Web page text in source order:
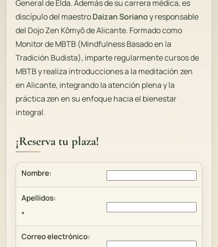
General de Elda. Además de su carrera médica, es
discípulo del maestroDaizan Sorianoy responsable
del Dojo Zen Kômyô de Alicante. Formado como
Monitor de MBTB (Mindfulness Basado en la
Tradición Budista), imparte regularmente cursos de
MBTB y realiza introducciones a la meditación zen
en Alicante, integrando la atención plena y la
práctica zen en su enfoque hacia el bienestar
integral.
¡Reserva tu plaza!
Nombre:
Apellidos:
*
Correo electrónico: